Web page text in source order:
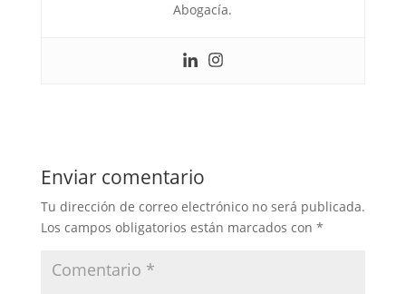
Abogacía.
Enviar comentario
Tu dirección de correo electrónico no será publicada.
Los campos obligatorios están marcados con *